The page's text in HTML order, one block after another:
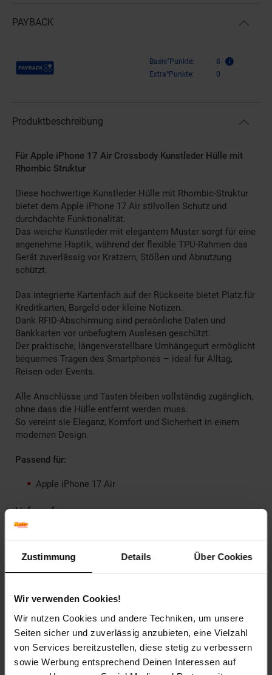
Zustimmung Details Über Cookies
Wir verwenden Cookies!
Wir nutzen Cookies und andere Techniken, um unsere
Seiten sicher und zuverlässig anzubieten, eine Vielzahl
von Services bereitzustellen, diese stetig zu verbessern
sowie Werbung entsprechend Deinen Interessen auf
PAYBACK
Payback Punkte Basis°Punkte:
8
Extra°Punkte:
0
Produktbeschreibung
Für Apple iPhone 17 Air Crossbody Kunstleder Hülle mit
Rhombic Struktur
Diese hochwertige Kunstleder Hülle mit Rhombic-Struktur
bietet dem Apple iPhone 17 Air stilvollen Schutz und
durchdachte Funktionalität.
Das weiche Kunstleder mit elegantem Muster sorgt für eine
angenehme Haptik, während der flexible TPU-Rahmen das
Gerät zuverlässig vor Kratzern, Stößen und Abnutzung
schützt.
Das integrierte Kartenfach auf der Rückseite bietet Platz für
Kreditkarten, Bargeld oder kleine Notizen.
Dank RFID-Abschirmung sind persönliche Daten und
Bankkarten vor unbefugtem Auslesen geschützt.
Der praktische, längenverstellbare Umhängegurt ermöglicht
bequemes Tragen des Smartphones – ideal für Alltag,
Reisen oder Events.
Alle Anschlüsse und Tasten bleiben vollständig zugänglich,
ohne dass die Hülle entfernt werden muss.
So vereint sie Eleganz, Komfort und Sicherheit in einem
modernen Design.
Passend für:
Apple iPhone 17 Air
Lieferumfang:
Artikelnummer: 2954115000
EAN: 4255785191672
Versandinformationen